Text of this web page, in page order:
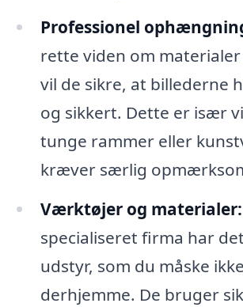
Professionel
rette viden om
vil de sikre, at billederne
og sikkert. Dette er især
tunge rammer eller
kræver særlig
Værktøjer og materialer:
specialiseret firma har
udstyr, som du måske
derhjemme. De bruger